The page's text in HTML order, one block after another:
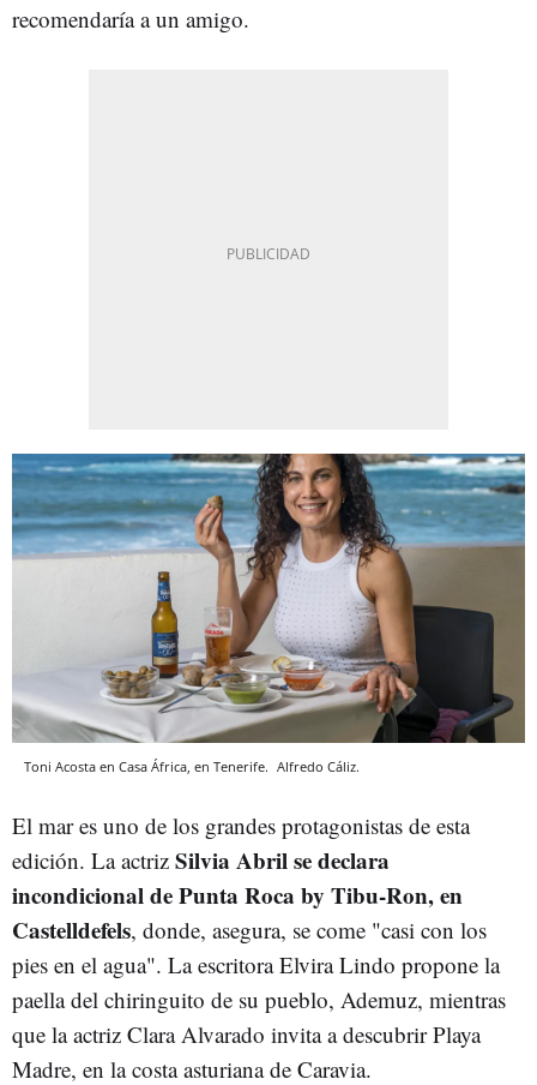
recomendaría a un amigo.
Toni Acosta en Casa África, en Tenerife. Alfredo Cáliz.
El mar es uno de los grandes protagonistas de esta
edición. La actriz Silvia Abril se declara
incondicional de Punta Roca by Tibu-Ron, en
Castelldefels, donde, asegura, se come "casi con los
pies en el agua". La escritora Elvira Lindo propone la
paella del chiringuito de su pueblo, Ademuz, mientras
que la actriz Clara Alvarado invita a descubrir Playa
Madre, en la costa asturiana de Caravia.